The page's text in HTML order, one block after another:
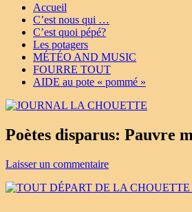
Accueil
C’est nous qui …
C’est quoi pépé?
Les potagers
MÉTÉO AND MUSIC
FOURRE TOUT
AIDE au pote « pommé »
Poètes disparus: Pauvre
Laisser un commentaire